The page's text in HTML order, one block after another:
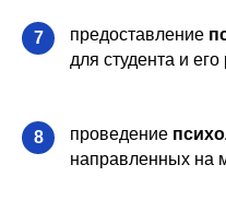
7 предоставление
для студента и
8 проведение
направленных на